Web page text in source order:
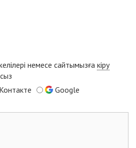
немесе сайтымызға кіру
Google